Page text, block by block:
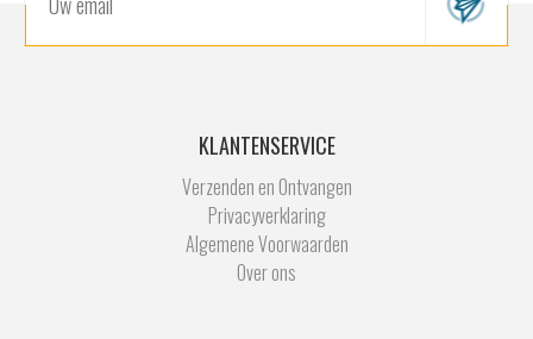
KLANTENSERVICE
Verzenden en Ontvangen
Privacyverklaring
Algemene Voorwaarden
Over ons